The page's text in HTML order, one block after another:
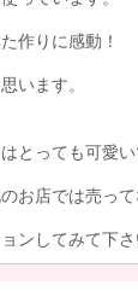
作りに感動！
います。
とっても可愛い
お店では売って
ンしてみて下さ